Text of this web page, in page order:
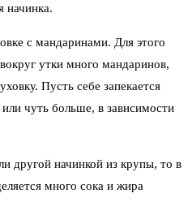
начинка.
с мандаринами. Для этого
утки много мандаринов,
Пусть себе запекается
чуть больше, в зависимости
другой начинкой из крупы, то в
много сока и жира